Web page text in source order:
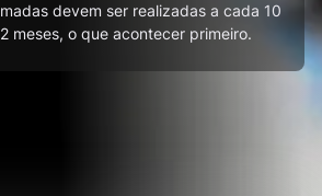
devem ser realizadas a cada 10
meses, o que acontecer primeiro.